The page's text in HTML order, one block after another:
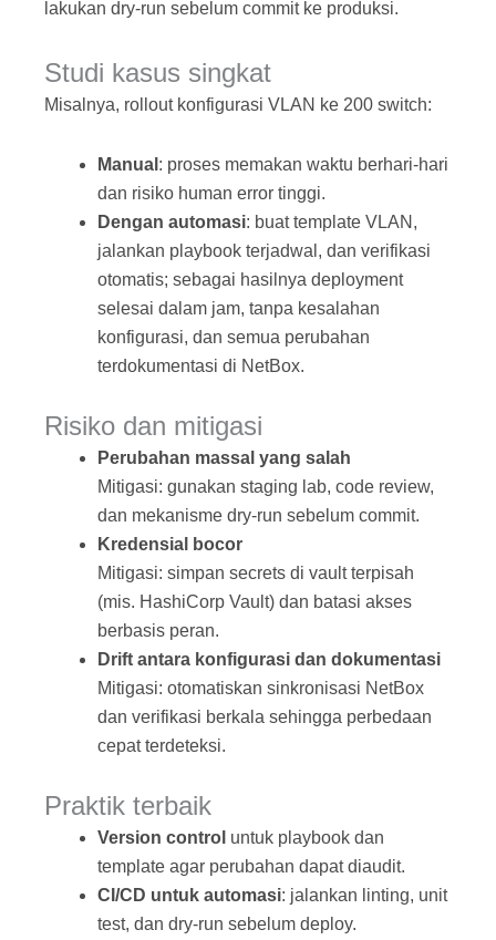
lakukan dry‑run sebelum commit ke produksi.
Studi kasus singkat
Misalnya, rollout konfigurasi VLAN ke 200 switch:
Manual : proses memakan waktu berhari‑hari
dan risiko human error tinggi.
Dengan automasi: buat template VLAN,
jalankan playbook terjadwal, dan verifikasi
otomatis; sebagai hasilnya deployment
selesai dalam jam, tanpa kesalahan
konfigurasi, dan semua perubahan
terdokumentasi di NetBox.
Risiko dan mitigasi
Perubahan massal yang salah
Mitigasi: gunakan staging lab, code review,
dan mekanisme dry‑run sebelum commit.
Kredensial bocor
Mitigasi: simpan secrets di vault terpisah
(mis. HashiCorp Vault) dan batasi akses
berbasis peran.
Drift antara konfigurasi dan dokumentasi
Mitigasi: otomatiskan sinkronisasi NetBox
dan verifikasi berkala sehingga perbedaan
cepat terdeteksi.
Praktik terbaik
Version control untuk playbook dan
template agar perubahan dapat diaudit.
CI/CD untuk automasi: jalankan linting, unit
test, dan dry‑run sebelum deploy.